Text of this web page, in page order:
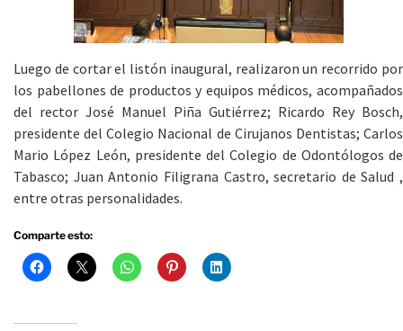
Luego de cortar el listón inaugural, realizaron un recorrido por
los pabellones de productos y equipos médicos, acompañados
del rector José Manuel Piña Gutiérrez; Ricardo Rey Bosch,
presidente del Colegio Nacional de Cirujanos Dentistas; Carlos
Mario López León, presidente del Colegio de Odontólogos de
Tabasco; Juan Antonio Filigrana Castro, secretario de Salud ,
entre otras personalidades.
Comparte esto: